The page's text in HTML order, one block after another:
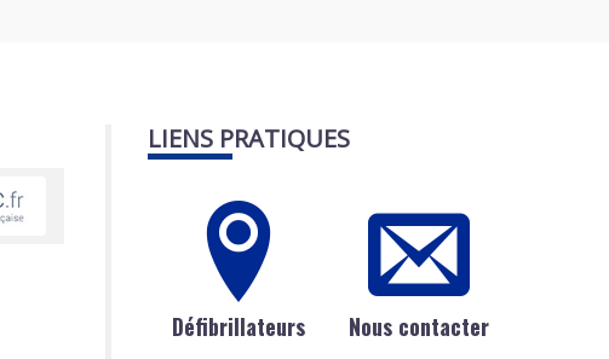
LIENS PRATIQUES
Défibrillateurs Nous contacter